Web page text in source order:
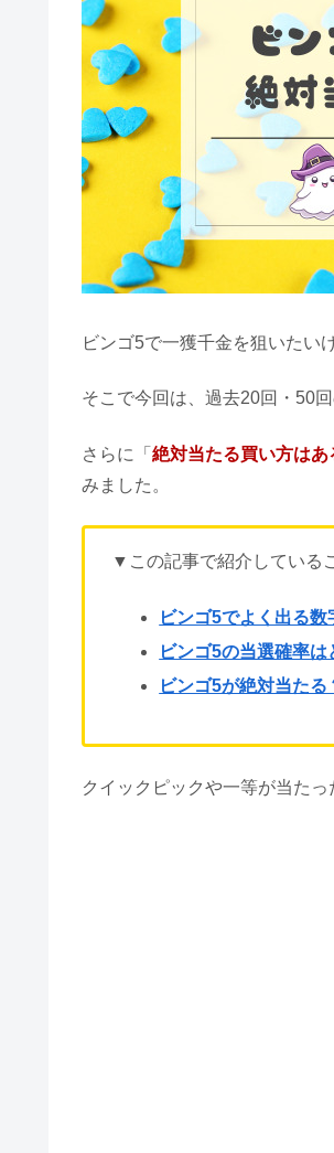
ビンゴ5で一獲千金を狙いたい
そこで今回は、過去20回・50回
さらに「 絶対当たる買い方はあ
みました。
▼この記事で紹介している
ビンゴ5でよく出る
ビンゴ5の当選確率は
ビンゴ5が絶対当た
クイックピックや一等が当た